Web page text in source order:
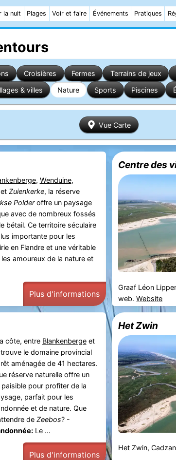
la nuit Plages Voir et faire Événements Pratiques
Croisières Fermes Terrains de jeux
& villes Nature Sports Piscines
Vue Carte
, Wenduine,
Zuienkerke, la réserve
Polderoffre un paysage
avec de nombreux fossés
bétail. Ce territoire séculaire
importante pour les
en Flandre et une véritable
amoureux de la nature et
Plus d'informations
Centre des
Graaf Léon
web.Website
côte, entre Blankenbergeet
le domaine provincial
aménagée de 41 hectares.
réserve naturelle offre un
pour profiter de la
parfait pour les
et de nature. Que
de Zeebos? -
Le ...
Plus d'informations
Het Zwin
Het Zwin,